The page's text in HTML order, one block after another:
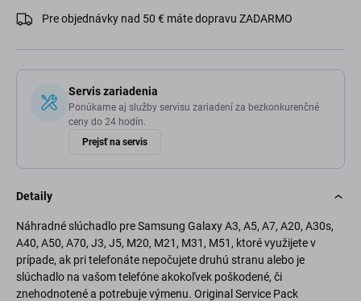
Pre objednávky nad 50 € máte dopravu ZADARMO
Servis zariadenia
Ponúkame aj služby servisu zariadení za bezkonkurenčné
ceny do 24 hodín.
Prejsť na servis
Detaily
Náhradné slúchadlo pre Samsung Galaxy A3, A5, A7, A20, A30s,
A40, A50, A70, J3, J5, M20, M21, M31, M51, ktoré využijete v
prípade, ak pri telefonáte nepočujete druhú stranu alebo je
slúchadlo na vašom telefóne akokoľvek poškodené, či
znehodnotené a potrebuje výmenu. Original Service Pack